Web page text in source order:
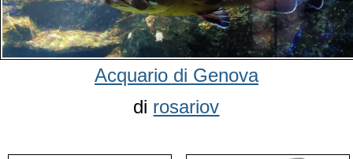
Acquario di Genova
di rosariov